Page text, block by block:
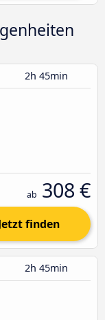
2h 45min
ab 308 €
finden
2h 45min